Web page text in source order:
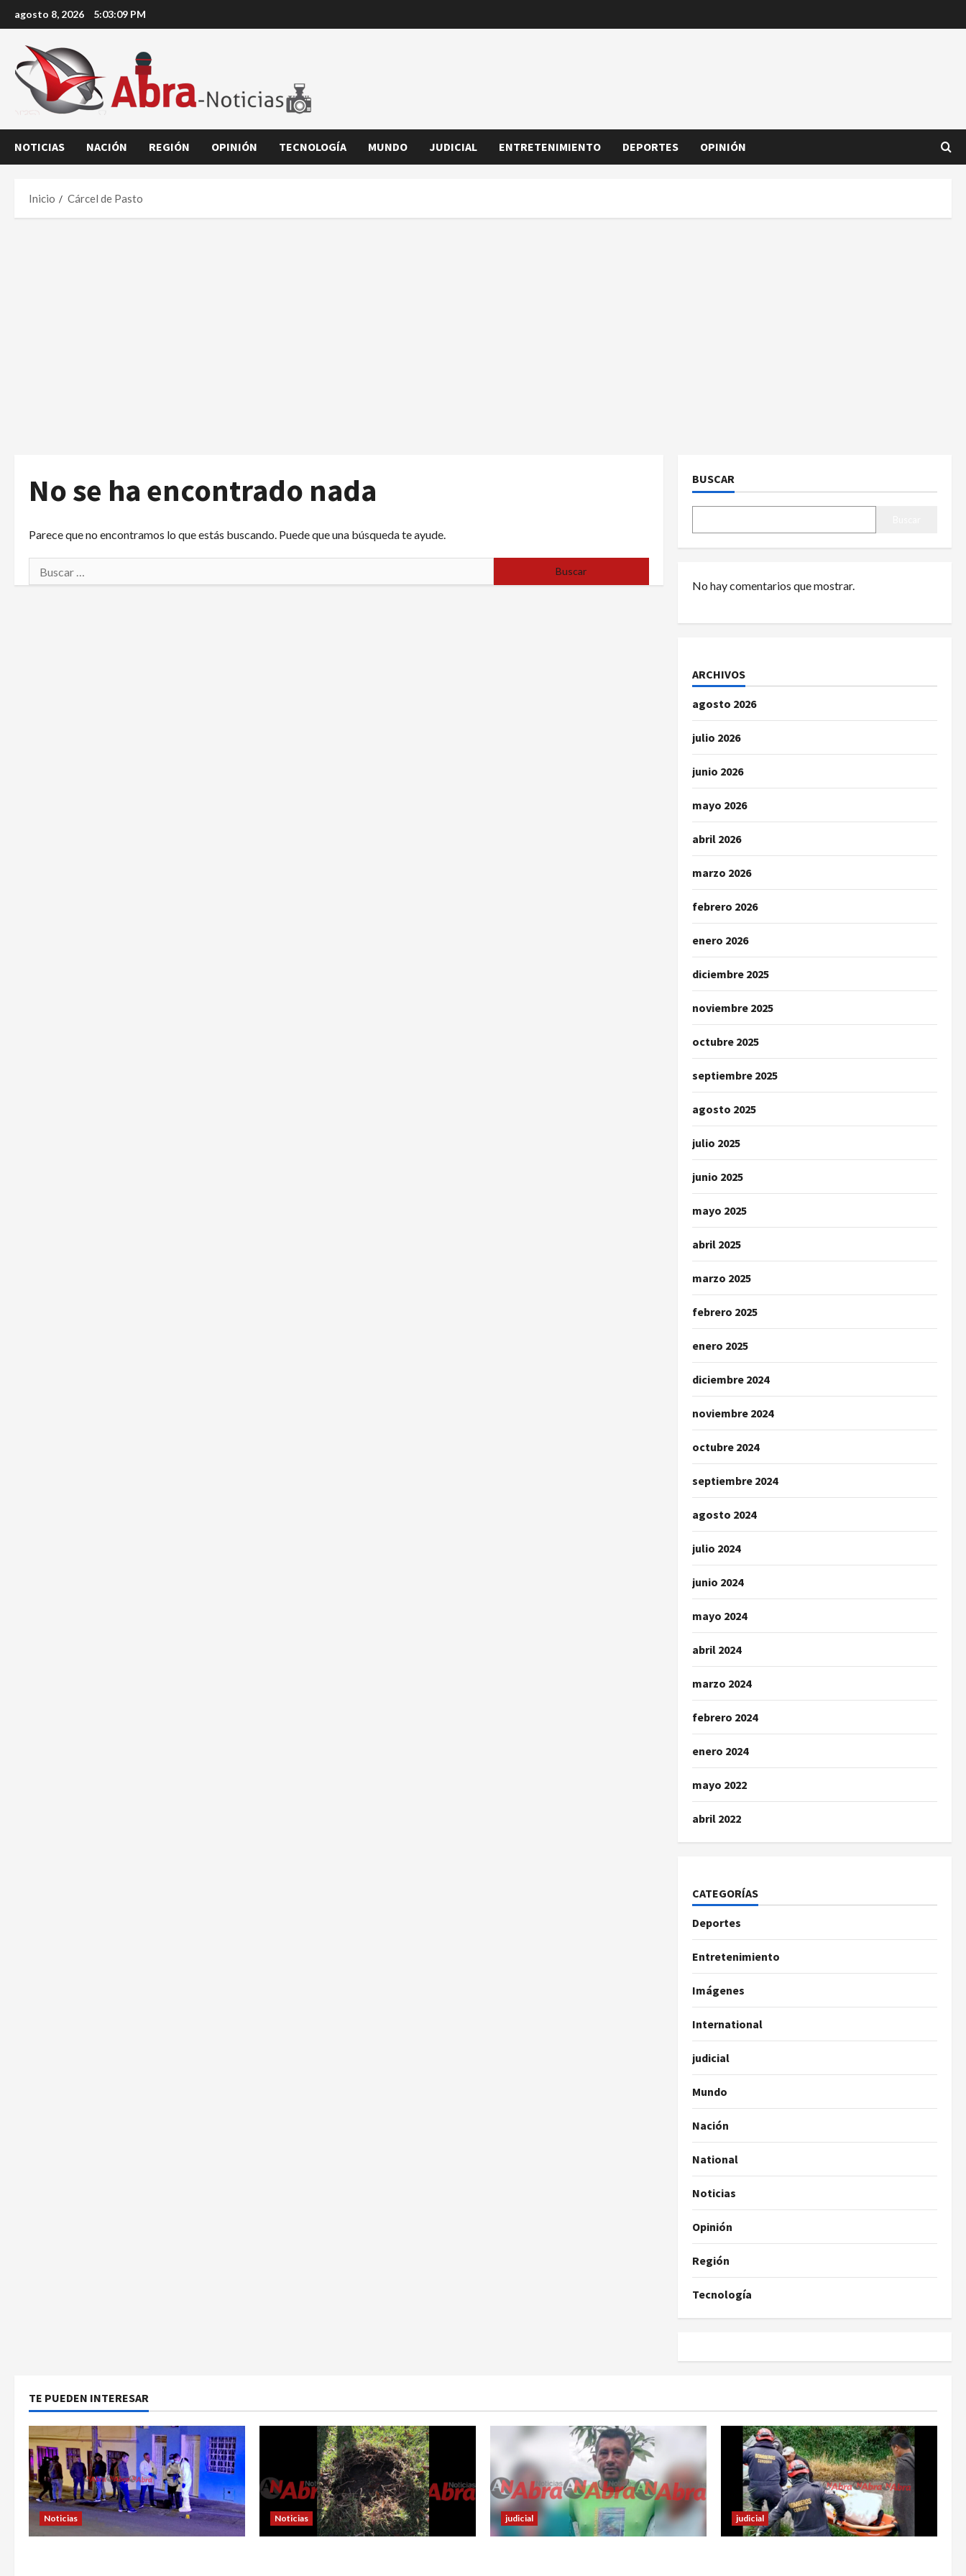
al
contenido
agosto 8, 2026 5:03:10 PM
NOTICIAS NACIÓN REGIÓN OPINIÓN TECNOLOGÍA MUNDO JUDICIAL ENTRETENIMIENTO DEPORTES OPINIÓN
Inicio Cárcel de Pasto
No se ha encontrado nada
Parece que no encontramos lo que estás buscando. Puede que una búsqueda te ayude.
Buscar:
BUSCAR
No hay comentarios que mostrar.
ARCHIVOS
agosto 2026
julio 2026
junio 2026
mayo 2026
abril 2026
marzo 2026
febrero 2026
enero 2026
diciembre 2025
noviembre 2025
octubre 2025
septiembre 2025
agosto 2025
julio 2025
junio 2025
mayo 2025
abril 2025
marzo 2025
febrero 2025
enero 2025
diciembre 2024
noviembre 2024
octubre 2024
septiembre 2024
agosto 2024
julio 2024
junio 2024
mayo 2024
abril 2024
marzo 2024
febrero 2024
enero 2024
mayo 2022
abril 2022
CATEGORÍAS
Deportes
Entretenimiento
Imágenes
International
judicial
Mundo
Nación
National
Noticias
Opinión
Región
Tecnología
TE PUEDEN INTERESAR
Noticias Noticias judicial judicial